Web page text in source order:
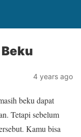
4 years ago
beku dapat
Tetapi sebelum
Kamu bisa